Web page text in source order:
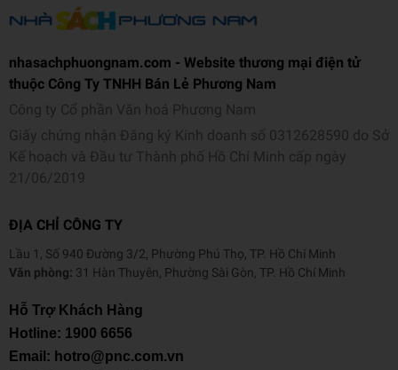
nhasachphuongnam.com - Website thương mại điện tử
thuộc Công Ty TNHH Bán Lẻ Phương Nam
Công ty Cổ phần Văn hoá Phương Nam
Giấy chứng nhận Đăng ký Kinh doanh số 0312628590 do Sở
Kế hoạch và Đầu tư Thành phố Hồ Chí Minh cấp ngày
21/06/2019
ĐỊA CHỈ CÔNG TY
Lầu 1, Số 940 Đường 3/2, Phường Phú Thọ, TP. Hồ Chí Minh
Văn phòng: 31 Hàn Thuyên, Phường Sài Gòn, TP. Hồ Chí Minh
Hỗ Trợ Khách Hàng
Hotline: 1900 6656
Email: hotro@pnc.com.vn